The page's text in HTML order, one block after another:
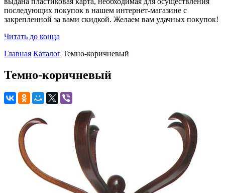
последующих покупок в нашем интернет-магазине с
закрепленной за вами скидкой. Желаем вам удачных покупок!
Читать до конца
Главная Каталог Темно-коричневый
Темно-коричневый